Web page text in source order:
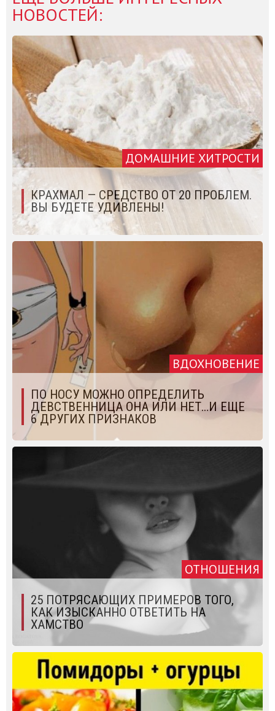
НОВОСТЕЙ:
ДОМАШНИЕ ХИТРОСТИ
КРАХМАЛ — СРЕДСТВО ОТ 20 ПРОБЛЕМ.
ВЫ БУДЕТЕ УДИВЛЕНЫ!
ВДОХНОВЕНИЕ
ПО НОСУ МОЖНО ОПРЕДЕЛИТЬ
ДЕВСТВЕННИЦА ОНА ИЛИ НЕТ…И ЕЩЕ
6 ДРУГИХ ПРИЗНАКОВ
ОТНОШЕНИЯ
25 ПОТРЯСАЮЩИХ ПРИМЕРОВ ТОГО,
КАК ИЗЫСКАННО ОТВЕТИТЬ НА
ХАМСТВО